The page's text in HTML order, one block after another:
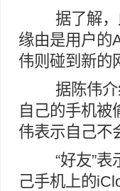
据了解，
缘由是用户的
伟则碰到新的
据陈伟介
自己的手机被
伟表示自己不
“好友”表
己手机上的